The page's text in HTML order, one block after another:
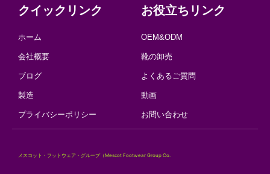
クイックリンク
ホーム
会社概要
ブログ
製造
プライバシーポリシー
お役立ちリンク
OEM&ODM
靴の卸売
よくあるご質問
動画
お問い合わせ
メスコット・フットウェア・グループ（Mescot Footwear Group Co.